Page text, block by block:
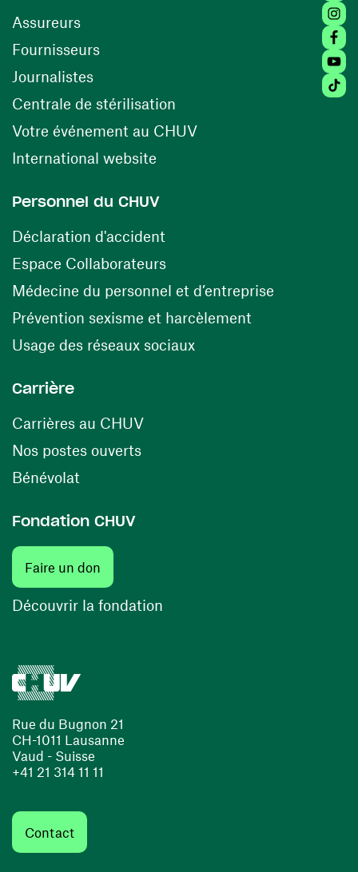
Rue du Bugnon 21
CH-1011 Lausanne
Vaud - Suisse
+41 21 314 11 11
Contact
Assureurs
Fournisseurs(ouvre une nouvelle fenêtre)
Journalistes
Centrale de stérilisation (ouvre une nouvelle
Votre événement au CHUV(ouvre une nouvelle
International website
Personnel du CHUV
Déclaration d'accident
Espace Collaborateurs(ouvre une nouvelle fenêtre)
Médecine du personnel et d’entreprise
Prévention sexisme et harcèlement
Usage des réseaux sociaux(ouvre une nouvelle
Carrière
Carrières au CHUV(ouvre une nouvelle fenêtre)
Nos postes ouverts(ouvre une nouvelle fenêtre)
Bénévolat
Fondation CHUV
Faire un don
Découvrir la fondation